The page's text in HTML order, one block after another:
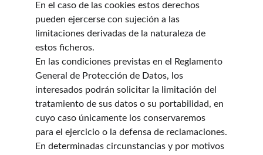
En el caso de las cookies estos derechos
pueden ejercerse con sujeción a las
limitaciones derivadas de la naturaleza de
estos ficheros.
En las condiciones previstas en el Reglamento
General de Protección de Datos, los
interesados podrán solicitar la limitación del
tratamiento de sus datos o su portabilidad, en
cuyo caso únicamente los conservaremos
para el ejercicio o la defensa de reclamaciones.
En determinadas circunstancias y por motivos